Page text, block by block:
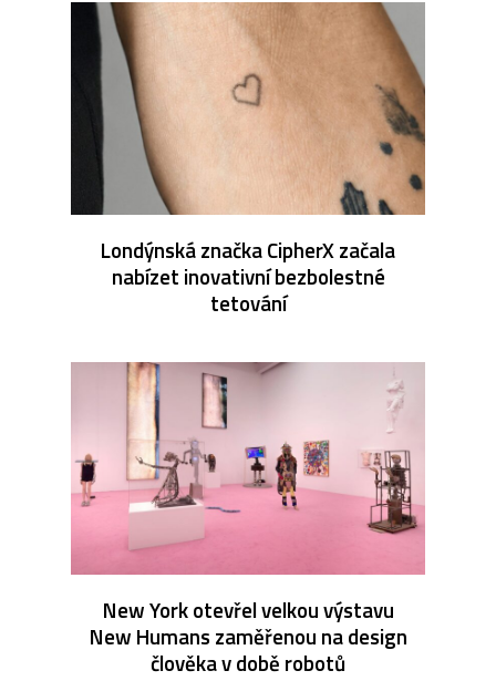
Londýnská značka CipherX začala
nabízet inovativní bezbolestné
tetování
New York otevřel velkou výstavu
New Humans zaměřenou na design
člověka v době robotů